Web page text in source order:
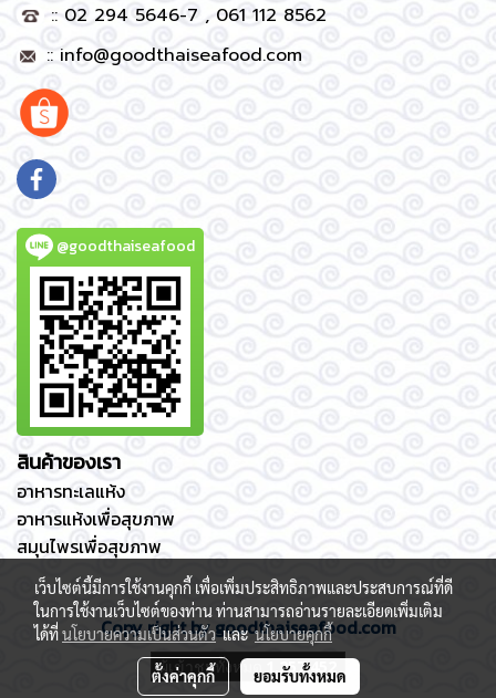
:: 02 294 5646-7 , 061 112 8562
:: info@goodthaiseafood.com
@goodthaiseafood
สินค้าของเรา
อาหารทะเลแห้ง
อาหารแห้งเพื่อสุขภาพ
สมุนไพรเพื่อสุขภาพ
Copy right by goodthaiseafood.com
ผู้เข้าชมทั้งหมด 1,257,452
เว็บไซต์นี้มีการใช้งานคุกกี้ เพื่อเพิ่มประสิทธิภาพและประสบการณ์ที่ดี
ในการใช้งานเว็บไซต์ของท่าน ท่านสามารถอ่านรายละเอียดเพิ่มเติม
ได้ที่นโยบายความเป็นส่วนตัวและนโยบายคุกกี้
ตั้งค่าคุกกี้ ยอมรับทั้งหมด